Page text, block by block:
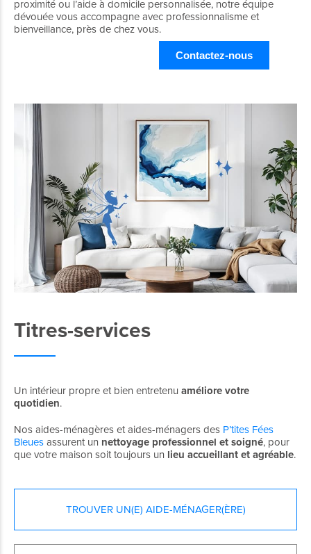
proximité ou l’aide à domicile personnalisée, notre équipe
dévouée vous accompagne avec professionnalisme et
bienveillance, près de chez vous.
Contactez-nous
Titres-services
Un intérieur propre et bien entretenu améliore votre
quotidien.
Nos aides-ménagères et aides-ménagers des P’tites Fées
Bleues assurent un nettoyage professionnel et soigné, pour
que votre maison soit toujours un lieu accueillant et agréable.
TROUVER UN(E) AIDE-MÉNAGER(ÈRE)